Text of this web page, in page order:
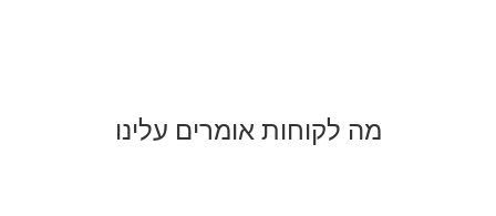
מה לקוחות אומרים עלינו